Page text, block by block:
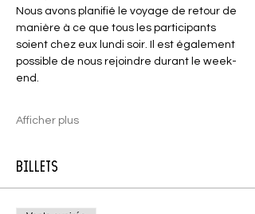
Nous avons planifié le voyage de retour de
manière à ce que tous les participants
soient chez eux lundi soir. Il est également
possible de nous rejoindre durant le week-
end.
Afficher plus
Billets